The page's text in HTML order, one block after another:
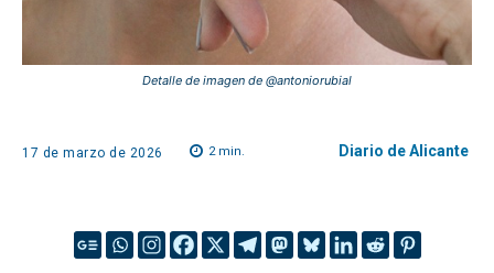
Detalle de imagen de @antoniorubial
17 de marzo de 2026 2min. Diario de Alicante